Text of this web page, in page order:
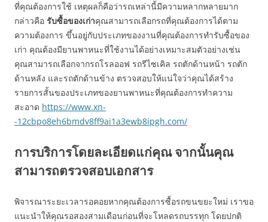
ที่คุณต้องการใช้ เหตุผลก็คือว่ารถเหล่านี้มีความหลากหลายมาก
กล่าวคือ รับซื้อของเก่าคุณสามารถเลือกรถที่คุณต้องการได้ตาม
ความต้องการ ขึ้นอยู่กับประเภทของงานที่คุณต้องการทำรับซื้อของ
เก่า คุณต้องมียานพาหนะที่ใช้งานได้อย่างเหมาะสมตัวอย่างเช่น
คุณสามารถเลือกจากรถโรลออฟ รถรีไซเคิล รถตักด้านหน้า รถตัก
ด้านหลัง และรถตักด้านข้าง ตรวจสอบให้แน่ใจว่าคุณได้สร้าง
รายการสั้นของประเภทของยานพาหนะที่คุณต้องการทำความ
สะอาด https://www.xn-
-12cbpo8eh6bmdv8ff9ai1a3ewb8ipgh.com/
การบริการโดยละเอียดแก่คุณ จากนั้นคุณ
สามารถตรวจสอบเอกสาร
พิจารณาระยะเวลารอคอยหากคุณต้องการซื้อรถขนขยะใหม่ เราขอ
แนะนำให้คุณรอสองสามเดือนก่อนที่จะโหลดรถบรรทุก โดยปกติ